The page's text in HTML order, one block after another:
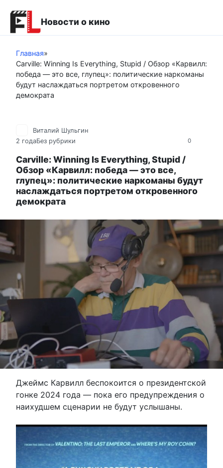
контенту
Новости о кино
Главная»
Carville: Winning Is Everything, Stupid / Обзор «Карвилл:
победа — это все, глупец»: политические наркоманы
будут наслаждаться портретом откровенного
демократа
0
Виталий Шульгин
2 годаБез рубрики
Carville: Winning Is Everything, Stupid /
Обзор «Карвилл: победа — это все,
глупец»: политические наркоманы будут
наслаждаться портретом откровенного
демократа
Джеймс Карвилл беспокоится о президентской
гонке 2024 года — пока его предупреждения о
наихудшем сценарии не будут услышаны.